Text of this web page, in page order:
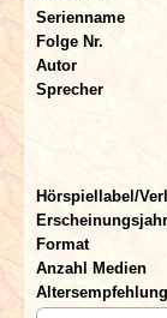
REDAKTION
LINKS
Serienname
Folge Nr.
Autor
Sprecher
Hörspiellabel/
Erscheinungsjahr
Format
Anzahl Medien
Altersempfehlung